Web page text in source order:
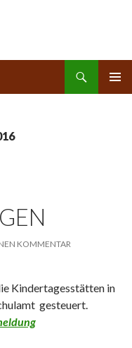
KOMMENTAR
Kindertagesstätten in
gesteuert.